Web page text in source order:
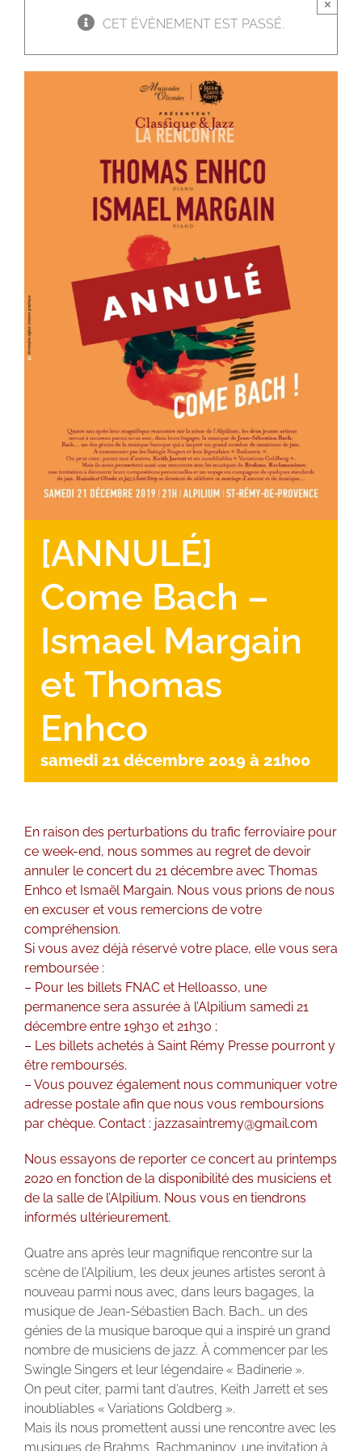
CET ÉVÈNEMENT EST PASSÉ.
×
[ANNULÉ]
Come Bach –
Ismael Margain
et Thomas
Enhco
samedi 21 décembre 2019 à 21h00
En raison des perturbations du trafic ferroviaire pour
ce week-end, nous sommes au regret de devoir
annuler le concert du 21 décembre avec Thomas
Enhco et Ismaël Margain. Nous vous prions de nous
en excuser et vous remercions de votre
compréhension.
Si vous avez déjà réservé votre place, elle vous sera
remboursée :
– Pour les billets FNAC et Helloasso, une
permanence sera assurée à l’Alpilium samedi 21
décembre entre 19h30 et 21h30 ;
– Les billets achetés à Saint Rémy Presse pourront y
être remboursés.
– Vous pouvez également nous communiquer votre
adresse postale afin que nous vous remboursions
par chèque. Contact : jazzasaintremy@gmail.com
Nous essayons de reporter ce concert au printemps
2020 en fonction de la disponibilité des musiciens et
de la salle de l’Alpilium. Nous vous en tiendrons
informés ultérieurement.
Quatre ans après leur magnifique rencontre sur la
scène de l’Alpilium, les deux jeunes artistes seront à
nouveau parmi nous avec, dans leurs bagages, la
musique de Jean-Sébastien Bach. Bach… un des
génies de la musique baroque qui a inspiré un grand
nombre de musiciens de jazz. À commencer par les
Swingle Singers et leur légendaire « Badinerie ».
On peut citer, parmi tant d’autres, Keith Jarrett et ses
inoubliables « Variations Goldberg ».
Mais ils nous promettent aussi une rencontre avec les
musiques de Brahms, Rachmaninov, une invitation à